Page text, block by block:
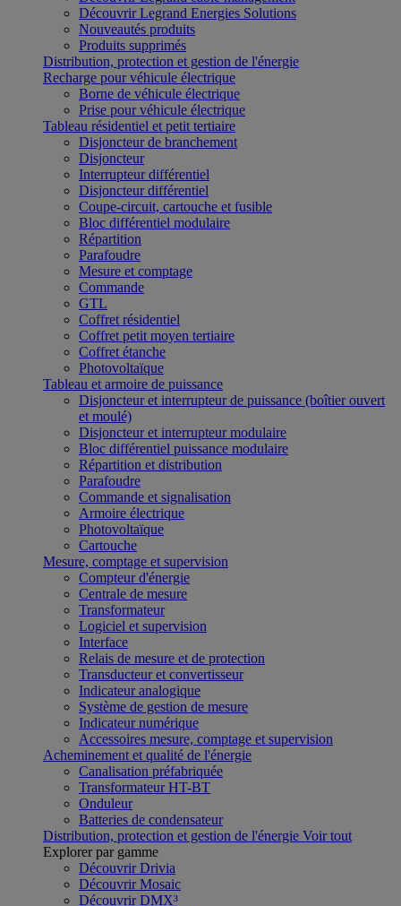
Découvrir Legrand Energies Solutions
Nouveautés produits
Produits supprimés
Distribution, protection et gestion de l'énergie
Recharge pour véhicule électrique
Borne de véhicule électrique
Prise pour véhicule électrique
Tableau résidentiel et petit tertiaire
Disjoncteur de branchement
Disjoncteur
Interrupteur différentiel
Disjoncteur différentiel
Coupe-circuit, cartouche et fusible
Bloc différentiel modulaire
Répartition
Parafoudre
Mesure et comptage
Commande
GTL
Coffret résidentiel
Coffret petit moyen tertiaire
Coffret étanche
Photovoltaïque
Tableau et armoire de puissance
Disjoncteur et interrupteur de puissance (boîtier ouvert
et moulé)
Disjoncteur et interrupteur modulaire
Bloc différentiel puissance modulaire
Répartition et distribution
Parafoudre
Commande et signalisation
Armoire électrique
Photovoltaïque
Cartouche
Mesure, comptage et supervision
Compteur d'énergie
Centrale de mesure
Transformateur
Logiciel et supervision
Interface
Relais de mesure et de protection
Transducteur et convertisseur
Indicateur analogique
Système de gestion de mesure
Indicateur numérique
Accessoires mesure, comptage et supervision
Acheminement et qualité de l'énergie
Canalisation préfabriquée
Transformateur HT-BT
Onduleur
Batteries de condensateur
Distribution, protection et gestion de l'énergie Voir tout
Explorer par gamme
Découvrir Drivia
Découvrir Mosaic
Découvrir DMX³